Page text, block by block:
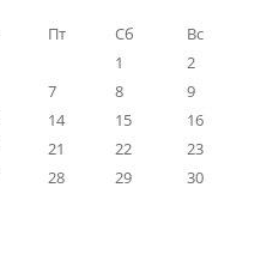
Пт Сб
Вс
1
2
7 8
9
14 15
16
21 22
23
28 29
30